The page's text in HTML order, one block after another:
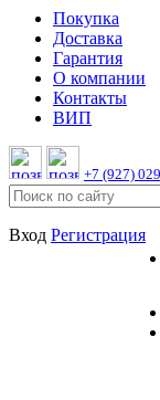
Покупка
Доставка
Гарантия
О компании
Контакты
ВИП
+7 (927)
Вход Регистрация